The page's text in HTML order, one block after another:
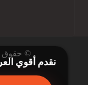
© حقوق النشر 2026.
نقدم أقوي